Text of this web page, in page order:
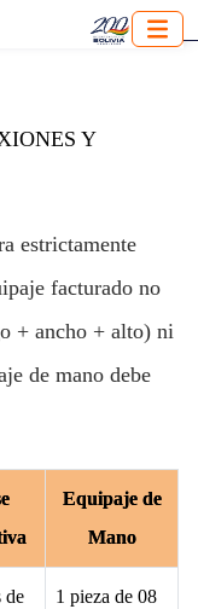
Y
estrictamente
facturado no
+ ancho + alto) ni
de mano debe
Equipaje de
Mano
de
1 pieza de 08